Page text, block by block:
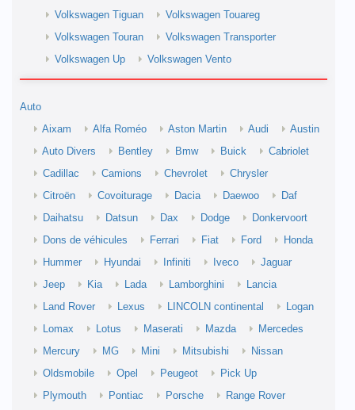
Volkswagen Tiguan
Volkswagen Touareg
Volkswagen Touran
Volkswagen Transporter
Volkswagen Up
Volkswagen Vento
Auto
Aixam
Alfa Roméo Aston Martin Audi
Austin
Auto Divers
Bentley Bmw Buick
Cabriolet
Cadillac
Camions Chevrolet
Chrysler
Citroën
Covoiturage Dacia Daewoo
Daf
Daihatsu
Datsun Dax Dodge
Donkervoort
Dons de véhicules
Ferrari Fiat Ford
Honda
Hummer
Hyundai Infiniti Iveco
Jaguar
Jeep
Kia Lada Lamborghini
Lancia
Land Rover
Lexus LINCOLN continental
Logan
Lomax
Lotus Maserati Mazda
Mercedes
Mercury
MG Mini Mitsubishi
Nissan
Oldsmobile
Opel Peugeot
Pick Up
Plymouth
Pontiac Porsche
Range Rover